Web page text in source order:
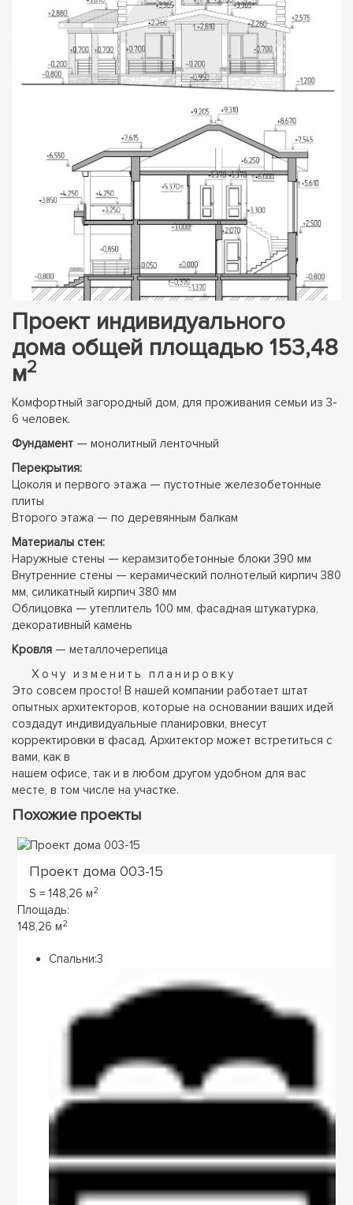
Проект индивидуального
дома общей площадью 153,48
м2
Комфортный загородный дом, для проживания семьи из 3-
6 человек.
Фундамент — монолитный ленточный
Перекрытия:
Цоколя и первого этажа — пустотные железобетонные
плиты
Второго этажа — по деревянным балкам
Материалы стен:
Наружные стены — керамзитобетонные блоки 390 мм
Внутренние стены — керамический полнотелый кирпич 380
мм, силикатный кирпич 380 мм
Облицовка — утеплитель 100 мм, фасадная штукатурка,
декоративный камень
Кровля — металлочерепица
Хочу изменить планировку
Это совсем просто! В нашей компании работает штат
опытных архитекторов, которые на основании ваших идей
создадут индивидуальные планировки, внесут
корректировки в фасад. Архитектор может встретиться с
вами, как в
нашем офисе, так и в любом другом удобном для вас
месте, в том числе на участке.
Похожие проекты
Проект дома 003-15
S = 148,26 м2
Площадь:
148,26 м2
Спальни:3